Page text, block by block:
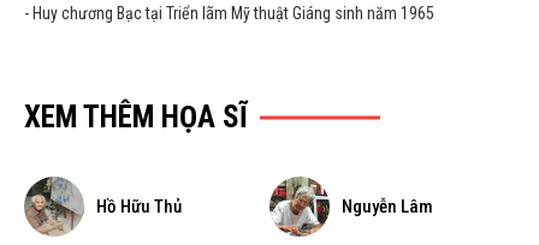
- Huy chương Bạc tại Triển lãm Mỹ thuật Giáng sinh năm 1965
XEM THÊM HỌA SĨ
Hồ Hữu Thủ Nguyễn Lâm